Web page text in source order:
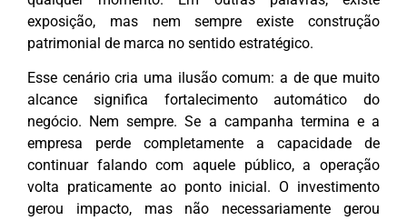
exposição, mas nem sempre existe construção
patrimonial de marca no sentido estratégico.
Esse cenário cria uma ilusão comum: a de que muito
alcance significa fortalecimento automático do
negócio. Nem sempre. Se a campanha termina e a
empresa perde completamente a capacidade de
continuar falando com aquele público, a operação
volta praticamente ao ponto inicial. O investimento
gerou impacto, mas não necessariamente gerou